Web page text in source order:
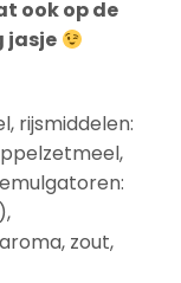
ook op de
jasje
rijsmiddelen:
zout,